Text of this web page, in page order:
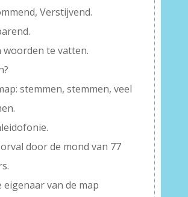
Verstijvend.
woorden te vatten.
stemmen, stemmen, veel
door de mond van 77
eigenaar van de map